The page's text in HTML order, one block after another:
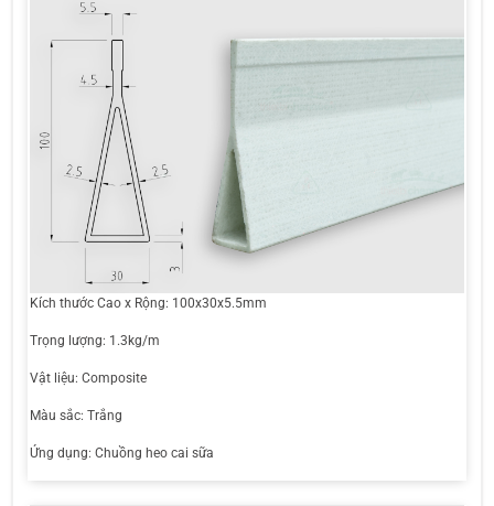
Kích thước Cao x Rộng: 100x30x5.5mm
Trọng lượng: 1.3kg/m
Vật liệu: Composite
Màu sắc: Trắng
Ứng dụng: Chuồng heo cai sữa